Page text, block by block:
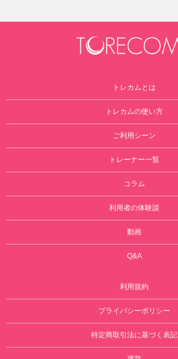
トレカムとは
トレカムの使い方
ご利用シーン
トレーナー一覧
コラム
利用者の体験談
動画
Q&A
利用規約
プライバシーポリシー
特定商取引法に基づく表記